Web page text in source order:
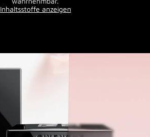
Inhaltsstoffe anzeigen